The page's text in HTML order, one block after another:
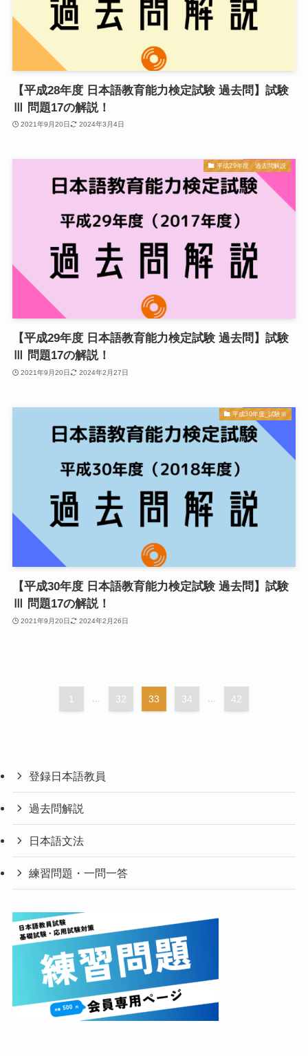
【平成28年度 日本語教育能力検定試験 過去問】試験
Ⅲ 問題17の解説！
2021年9月20日 2024年3月4日
平成29年度 過去問解説
【平成29年度 日本語教育能力検定試験 過去問】試験
Ⅲ 問題17の解説！
2021年9月20日 2024年2月27日
平成30年度_試験Ⅲ
【平成30年度 日本語教育能力検定試験 過去問】試験
Ⅲ 問題17の解説！
2021年9月20日 2024年2月26日
1 ... 32 33 34 ... 42
登録日本語教員
過去問解説
日本語文法
練習問題・一問一答